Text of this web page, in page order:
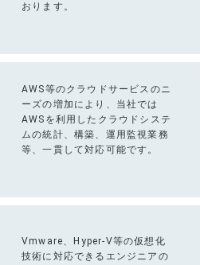
おります。
AWS等のクラウドサービスのニ
ーズの増加により、当社では
AWSを利用したクラウドシステ
ムの統計、構築、運用監視業務
等、一貫して対応可能です。
Vmware、Hyper-V等の仮想化
技術に対応できるエンジニアの